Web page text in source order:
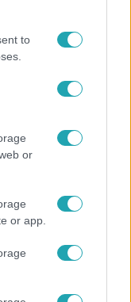
to
or
or app.
a
de
13:37